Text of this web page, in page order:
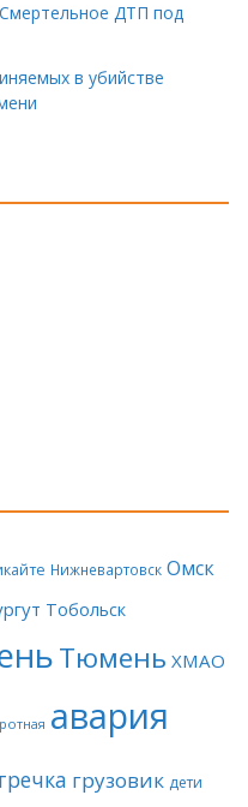
Смертельное ДТП под
в убийстве
Нижневартовск Омск
Тобольск
Тюмень ХМАО
авария
грузовик дети